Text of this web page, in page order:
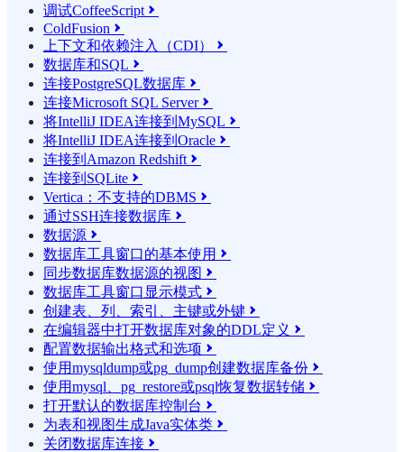
调试CoffeeScript 
ColdFusion 
上下文和依赖注入（CDI） 
数据库和SQL 
连接PostgreSQL数据库 
连接Microsoft SQL Server
将IntelliJ IDEA连接到MySQL 
将IntelliJ IDEA连接到Oracle 
连接到Amazon Redshift 
连接到SQLite 
Vertica：不支持的DBMS 
通过SSH连接数据库 
数据源 
数据库工具窗口的基本使用 
同步数据库数据源的视图 
数据库工具窗口显示模式 
创建表、列、索引、主键或外键 
在编辑器中打开数据库对象的DDL定义 
配置数据输出格式和选项 
使用mysqldump或pg_dump创建数据库备份 
使用mysql、pg_restore或psql恢复数据转储 
打开默认的数据库控制台 
为表和视图生成Java实体类 
关闭数据库连接 